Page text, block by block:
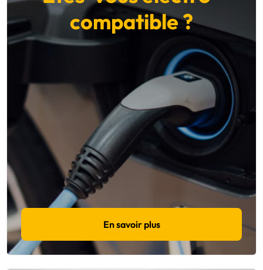
compatible ?
En savoir plus